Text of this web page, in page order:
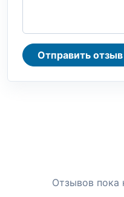
Отправить отзыв
Отзывов пока